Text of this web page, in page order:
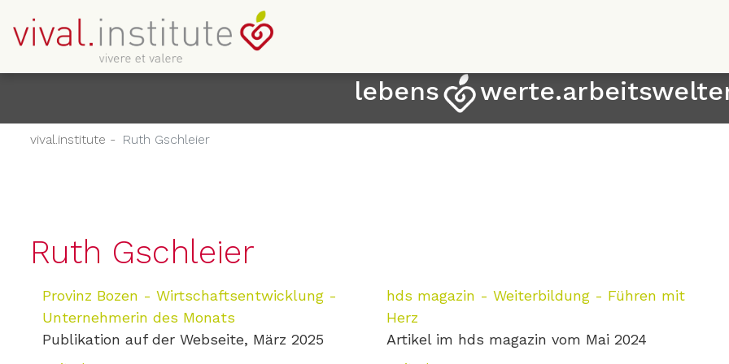
lebens
vival.institute - Ruth Gschleier
Ruth Gschleier
Provinz Bozen - Wirtschaftsentwicklung -
Unternehmerin des Monats
Publikation auf der Webseite, März 2025
hds magazin - Weiterbildung - Führen mit
Herz
Artikel im hds magazin vom Mai 2024